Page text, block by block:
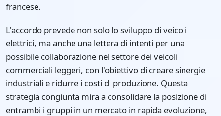
francese.
L'accordo prevede non solo lo sviluppo di veicoli
elettrici, ma anche una lettera di intenti per una
possibile collaborazione nel settore dei veicoli
commerciali leggeri, con l'obiettivo di creare sinergie
industriali e ridurre i costi di produzione. Questa
strategia congiunta mira a consolidare la posizione di
entrambi i gruppi in un mercato in rapida evoluzione,